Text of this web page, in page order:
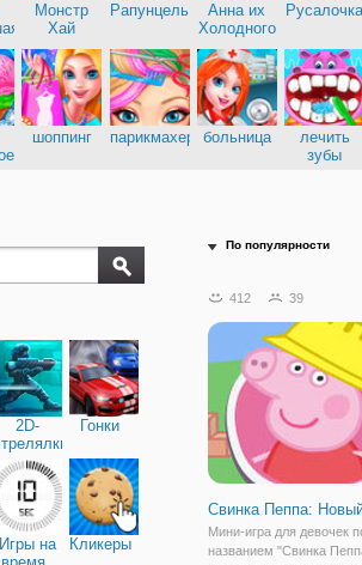
Монстр
Хай
Рапунцель
Анна их
Холодного
сердца
шоппинг парикмахерскиебольница
лечить
зубы
2D-
Гонки
Игры на
Кликеры
По популярности
412 39
Свинка Пеппа:
Мини-игра для девочек
названием "Свинка